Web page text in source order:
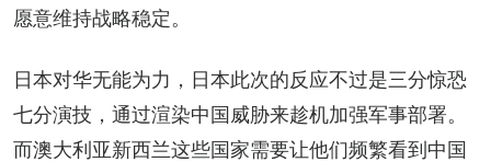
愿意维持战略稳定。
日本对华无能为力，日本此次的反应不过是三分惊恐
七分演技，通过渲染中国威胁来趁机加强军事部署。
而澳大利亚新西兰这些国家需要让他们频繁看到中国